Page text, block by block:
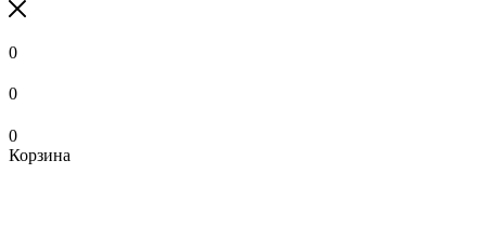
0
0
0
Корзина